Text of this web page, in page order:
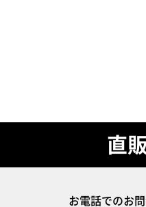
直
お電話でのお